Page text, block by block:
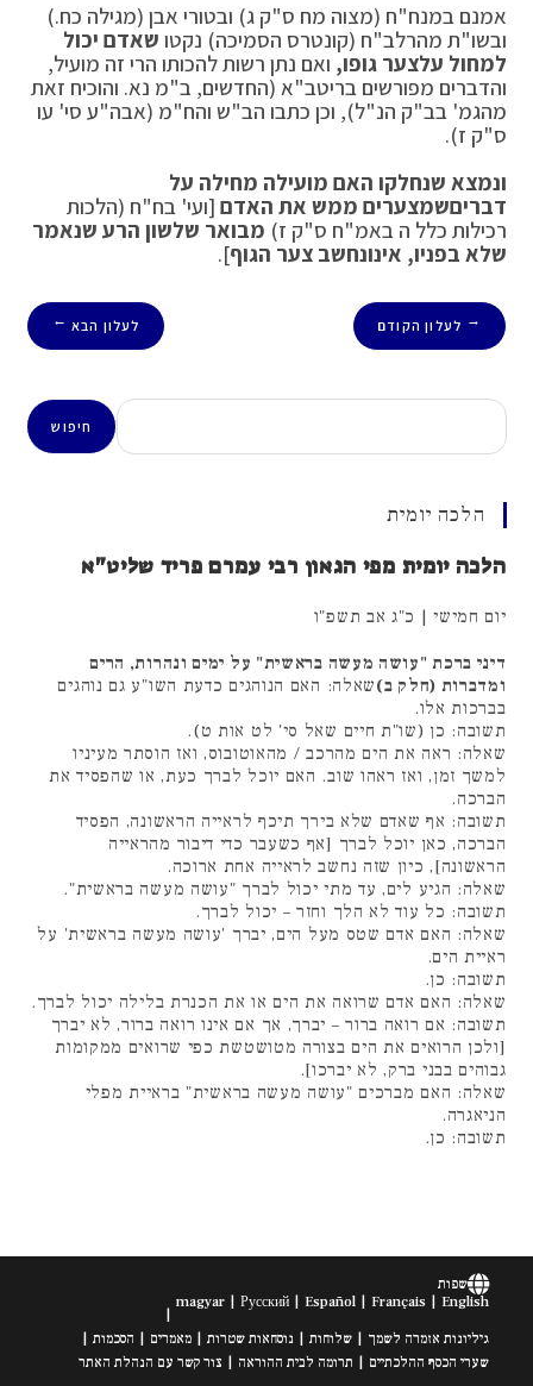
אמנם במנח"ח (מצוה מח ס"ק ג) ובטורי אבן (מגילה כח.)
ובשו"ת מהרלב"ח (קונטרס הסמיכה) נקטו שאדם יכול
למחול עלצער גופו, ואם נתן רשות להכותו הרי זה מועיל,
והדברים מפורשים בריטב"א (החדשים, ב"מ נא. והוכיח זאת
מהגמ' בב"ק הנ"ל), וכן כתבו הב"ש והח"מ (אבה"ע סי' עו
ס"ק ז).
ונמצא שנחלקו האם מועילה מחילה על
דבריםשמצערים ממש את האדם [ועי' בח"ח (הלכות
רכילות כלל ה באמ"ח ס"ק ז) מבואר שלשון הרע שנאמר
שלא בפניו, אינונחשב צער הגוף].
← לעלון הקודם לעלון הבא →
חיפוש
חיפוש
הלכה יומית
הלכה יומית מפי הגאון רבי עמרם פריד שליט"א
יום חמישי | כ"ג אב תשפ"ו
דיני ברכת "עושה מעשה בראשית" על ימים ונהרות, הרים
ומדברות (חלק ב)שאלה: האם הנוהגים כדעת השו"ע גם נוהגים
בברכות אלו.
תשובה: כן (שו"ת חיים שאל סי' לט אות ט).
שאלה: ראה את הים מהרכב / מהאוטובוס, ואז הוסתר מעיניו
למשך זמן, ואז ראהו שוב. האם יוכל לברך כעת, או שהפסיד את
הברכה.
תשובה: אף שאדם שלא בירך תיכף לראייה הראשונה, הפסיד
הברכה, כאן יוכל לברך [אף כשעבר כדי דיבור מהראייה
הראשונה], כיון שזה נחשב לראייה אחת ארוכה.
שאלה: הגיע לים, עד מתי יכול לברך "עושה מעשה בראשית".
תשובה: כל עוד לא הלך וחזר – יכול לברך.
שאלה: האם אדם שטס מעל הים, יברך 'עושה מעשה בראשית' על
ראיית הים.
תשובה: כן.
שאלה: האם אדם שרואה את הים או את הכנרת בלילה יכול לברך.
תשובה: אם רואה ברור – יברך, אך אם אינו רואה ברור, לא יברך
[ולכן הרואים את הים בצורה מטושטשת כפי שרואים ממקומות
גבוהים בבני ברק, לא יברכו].
שאלה: האם מברכים "עושה מעשה בראשית" בראיית מפלי
הניאגרה.
תשובה: כן.
שפות
English
Français
Español
Русский
magyar
גיליונות אזמרה לשמך שלוחות נוסחאות שטרות מאמרים
הסכמות
שערי הכסף ההלכתיים
תרומה לבית ההוראה צור קשר עם הנהלת האתר